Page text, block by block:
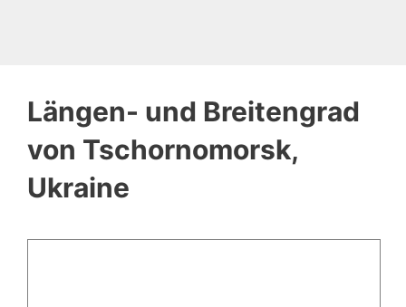
Längen- und Breitengrad
von Tschornomorsk,
Ukraine